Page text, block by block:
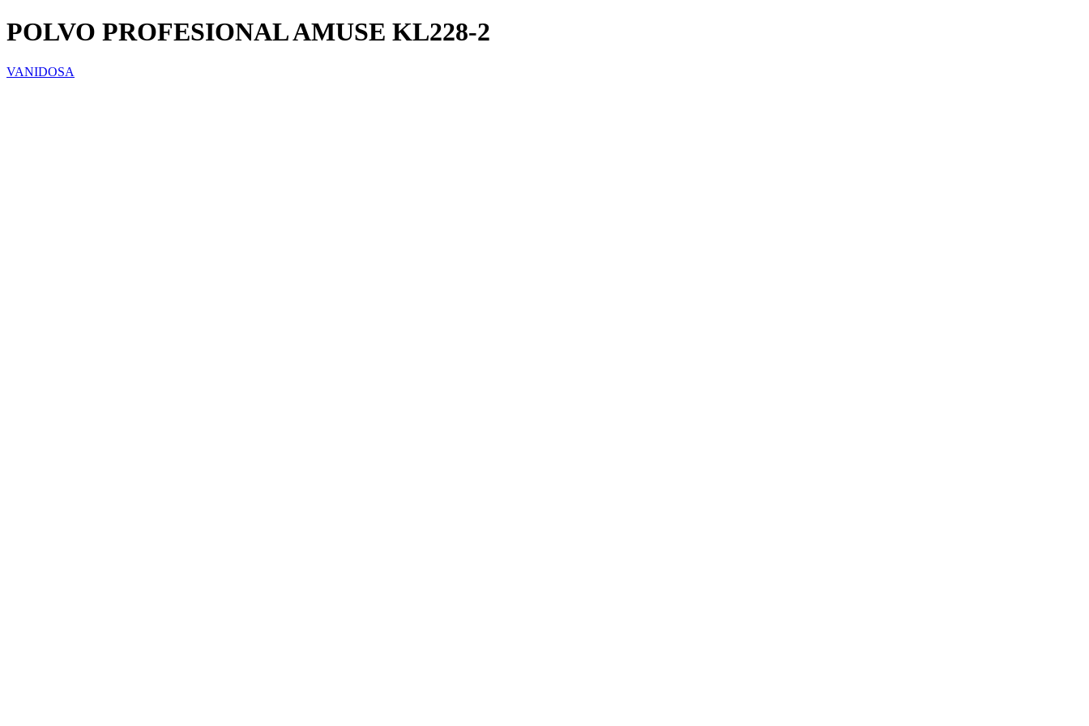
POLVO PROFESIONAL AMUSE KL228-2
VANIDOSA